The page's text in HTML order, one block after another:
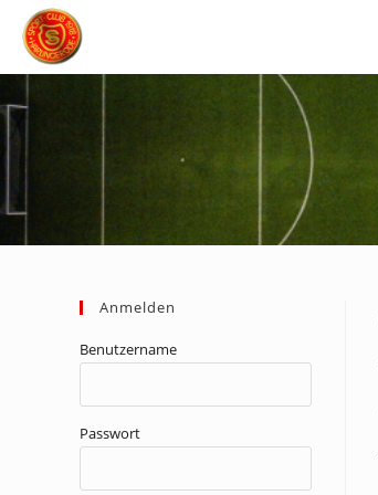
Zum
Inhalt
springen
Anmelden
Benutzername
Passwort